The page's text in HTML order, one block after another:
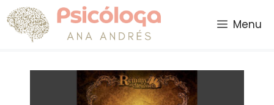
Saltar
al
contenido
Menu